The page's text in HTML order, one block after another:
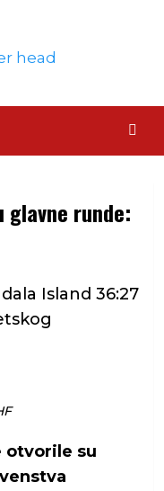
runde:
Island 36:27
otvorile su